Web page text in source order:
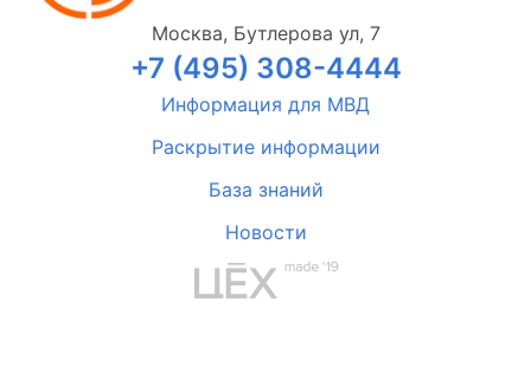
Москва, Бутлерова ул, 7
+7 (495) 308-4444
Информация для МВД
Раскрытие информации
База знаний
Новости